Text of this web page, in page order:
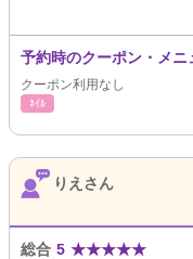
予約時のクーポン・メニ
クーポン利用なし
ﾈｲﾙ
りえさん
総合 5 ★★★★★